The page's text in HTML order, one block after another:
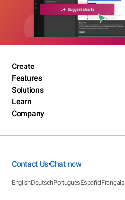
Create
Features
Solutions
Learn
Company
Contact Us•Chat now
EnglishDeutschPortuguêsEspañolFrançais